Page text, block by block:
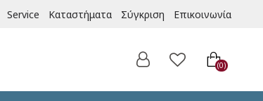
Service Καταστήματα Σύγκριση Επικοινωνία
0